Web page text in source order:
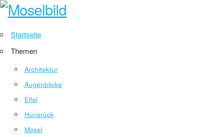
Startseite
Themen
Architektur
Augenblicke
Eifel
Hunsrück
Mosel